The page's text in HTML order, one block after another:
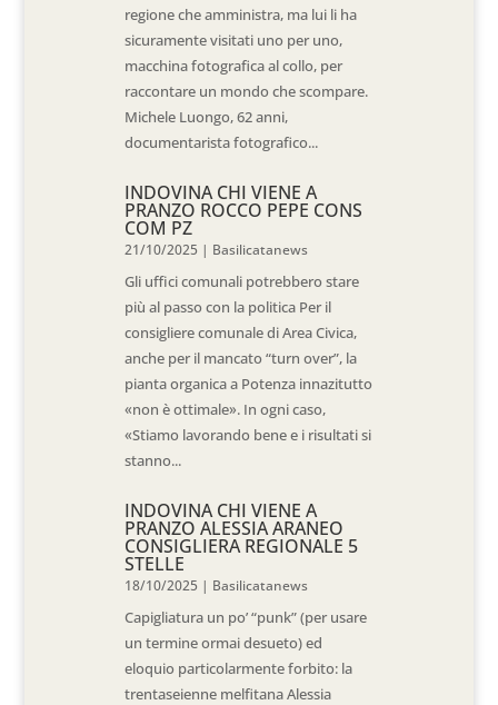
regione che amministra, ma lui li ha
sicuramente visitati uno per uno,
macchina fotografica al collo, per
raccontare un mondo che scompare.
Michele Luongo, 62 anni,
documentarista fotografico...
INDOVINA CHI VIENE A
PRANZO ROCCO PEPE CONS
COM PZ
21/10/2025 | Basilicatanews
Gli uffici comunali potrebbero stare
più al passo con la politica Per il
consigliere comunale di Area Civica,
anche per il mancato “turn over”, la
pianta organica a Potenza innazitutto
«non è ottimale». In ogni caso,
«Stiamo lavorando bene e i risultati si
stanno...
INDOVINA CHI VIENE A
PRANZO ALESSIA ARANEO
CONSIGLIERA REGIONALE 5
STELLE
18/10/2025 | Basilicatanews
Capigliatura un po’ “punk” (per usare
un termine ormai desueto) ed
eloquio particolarmente forbito: la
trentaseienne melfitana Alessia